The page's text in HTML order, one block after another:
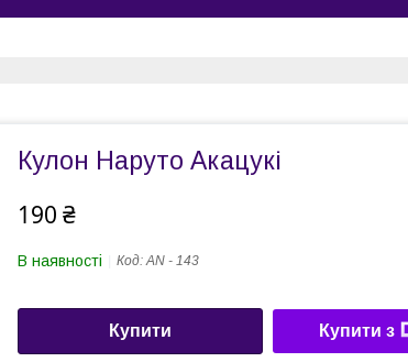
Кулон Наруто Акацукі
190 ₴
В наявності Код:AN - 143
Купити Купити з